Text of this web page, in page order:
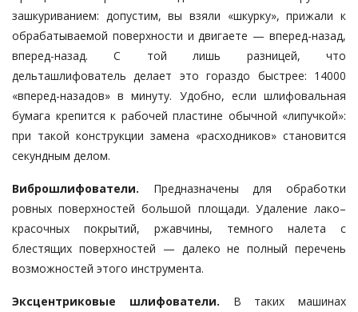
зашкуриванием: допустим, вы взяли «шкурку», прижали к
обрабатываемой поверхности и двигаете — вперед-назад,
вперед-назад. С той лишь разницей, что
дельташлифователь делает это гораздо быстрее: 14000
«вперед-назадов» в минуту. Удобно, если шлифовальная
бумага крепится к рабочей пластине обычной «липучкой»:
при такой конструкции замена «расходников» становится
секундным делом.
Виброшлифователи. Предназначены для обработки
ровных поверхностей большой площади. Удаление лако–
красочных покрытий, ржавчины, темного налета с
блестящих поверхностей — далеко не полный перечень
возможностей этого инструмента.
Эксцентриковые шлифователи. В таких машинах